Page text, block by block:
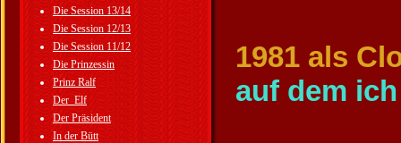
Die Session 13/14
Die Session 12/13
Die Session 11/12
Die Prinzessin
Prinz Ralf
Der_Elf
Der Präsident
In der Bütt
1981 als
auf dem ich